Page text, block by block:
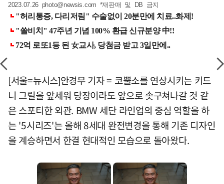
2023.07.26 photo@newsis.com *재판매 및 DB 금지
[서울=뉴시스]안경무 기자 = 코뿔소를 연상시키는 키드
니 그릴을 앞세워 당장이라도 앞으로 솟구쳐나갈 것 같
은 스포티한 외관. BMW 세단 라인업의 중심 역할을 하
는 '5시리즈'는 올해 8세대 완전변경을 통해 기존 디자인
을 계승하면서 한결 현대적인 모습으로 돌아왔다.